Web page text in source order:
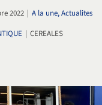
2022 | A la une, Actualites
| CEREALES